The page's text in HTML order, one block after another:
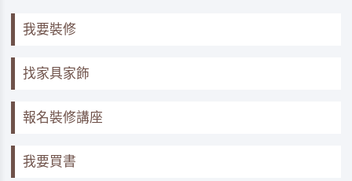
我要裝修
找家具家飾
報名裝修講座
我要買書